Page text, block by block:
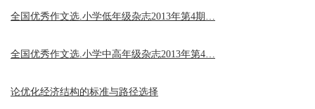
全国优秀作文选.小学低年级杂志2013年第4期…
全国优秀作文选.小学中高年级杂志2013年第4…
论优化经济结构的标准与路径选择